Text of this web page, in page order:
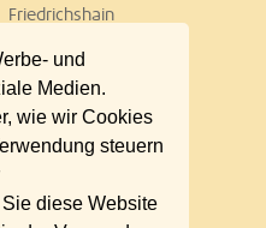
und
Medien.
wie wir Cookies
steuern
diese Website
Friedrichshain
Marzahn
Neukölln
Schöneberg